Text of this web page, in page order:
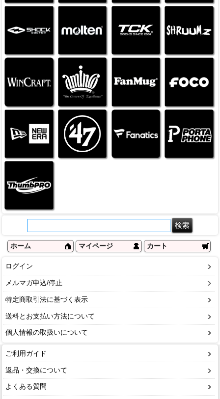
ホーム マイページ カート
ログイン
メルマガ申込/停止
特定商取引法に基づく表示
送料とお支払い方法について
個人情報の取扱いについて
ご利用ガイド
返品・交換について
よくある質問